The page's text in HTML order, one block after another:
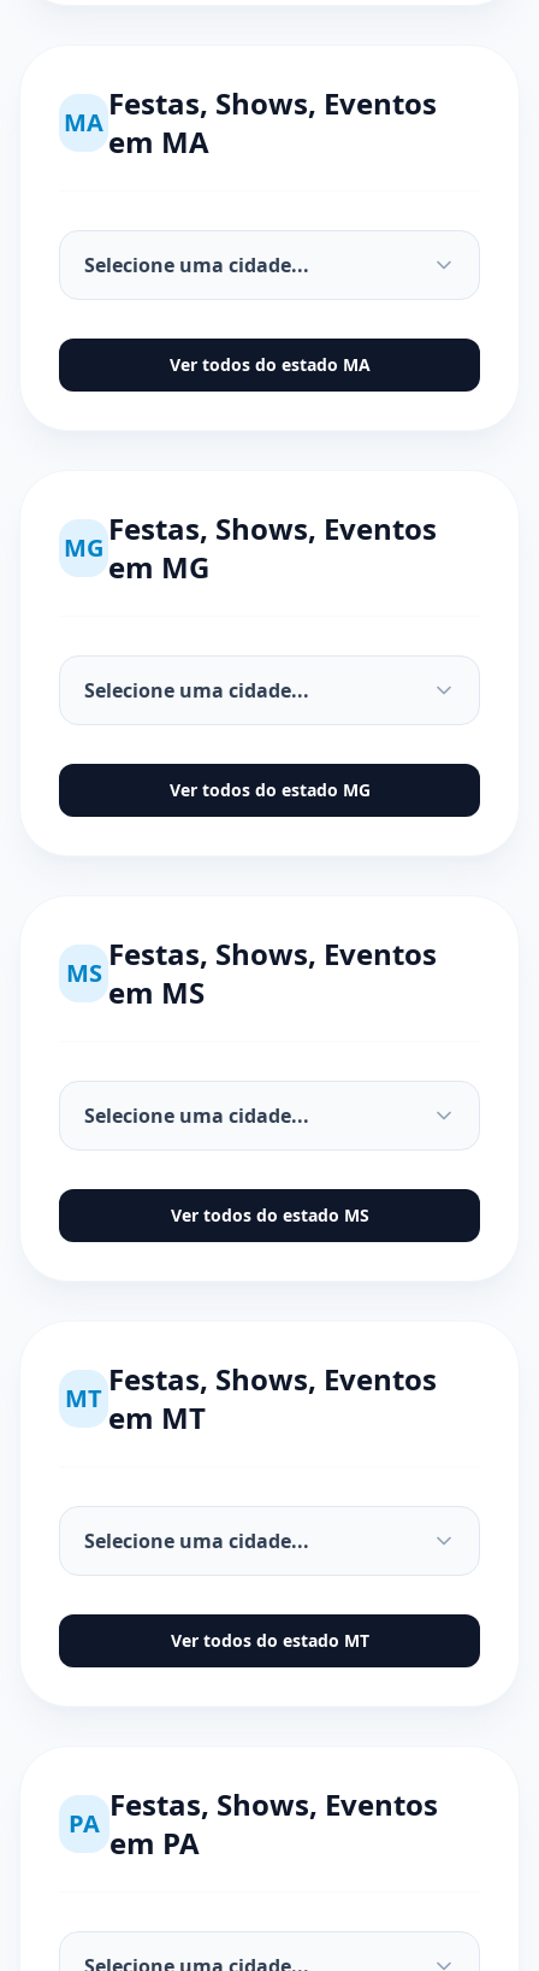
MAFestas, Shows, Eventos
em MA
Ver todos do estado MA
MGFestas, Shows, Eventos
em MG
Ver todos do estado MG
MS Festas, Shows, Eventos
em MS
Ver todos do estado MS
MT Festas, Shows, Eventos
em MT
Ver todos do estado MT
PA Festas, Shows, Eventos
em PA